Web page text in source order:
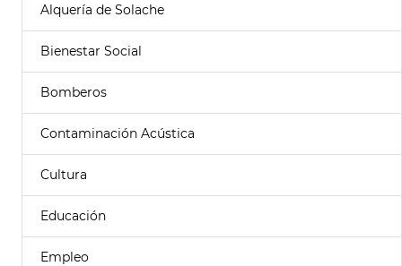
Alquería de Solache
Bienestar Social
Bomberos
Contaminación Acústica
Cultura
Educación
Empleo